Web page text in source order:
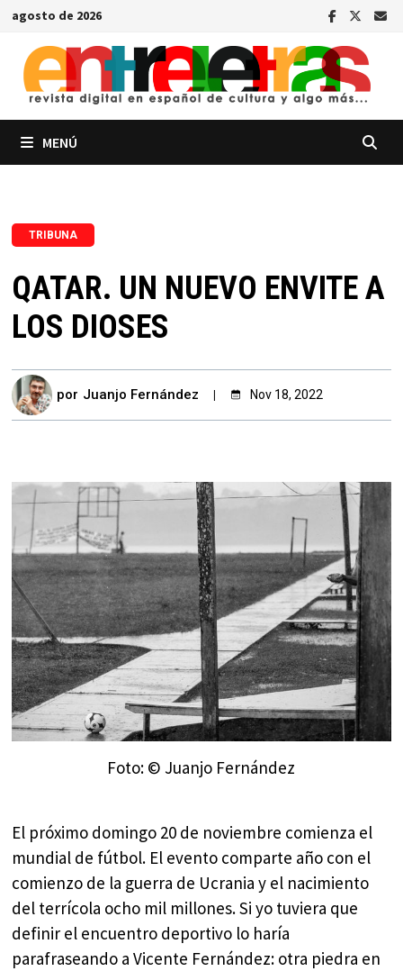
Saltar
contenido
agosto de 2026
MENÚ
TRIBUNA
QATAR. UN NUEVO ENVITE A
LOS DIOSES
por Juanjo Fernández Nov 18, 2022
Foto: © Juanjo Fernández
El próximo domingo 20 de noviembre comienza el
mundial de fútbol. El evento comparte año con el
comienzo de la guerra de Ucrania y el nacimiento
del terrícola ocho mil millones. Si yo tuviera que
definir el encuentro deportivo lo haría
parafraseando a Vicente Fernández: otra piedra en